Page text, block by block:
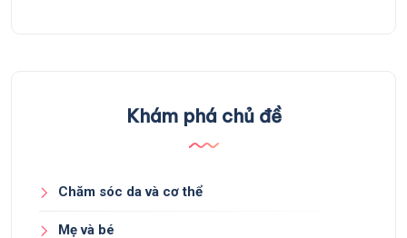
Khám phá chủ đề
Chăm sóc da và cơ thể
Mẹ và bé